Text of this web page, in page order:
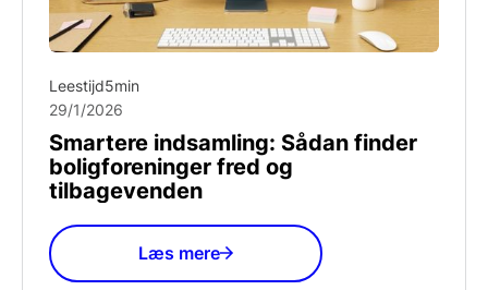
Leestijd5min
29/1/2026
Smartere indsamling: Sådan finder
boligforeninger fred og
tilbagevenden
Læs mere